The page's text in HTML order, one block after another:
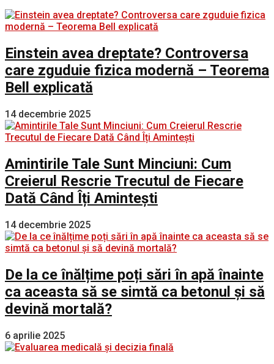
Einstein avea dreptate? Controversa
care zguduie fizica modernă – Teorema
Bell explicată
14 decembrie 2025
Amintirile Tale Sunt Minciuni: Cum
Creierul Rescrie Trecutul de Fiecare
Dată Când Îți Amintești
14 decembrie 2025
De la ce înălțime poți sări în apă înainte
ca aceasta să se simtă ca betonul și să
devină mortală?
6 aprilie 2025